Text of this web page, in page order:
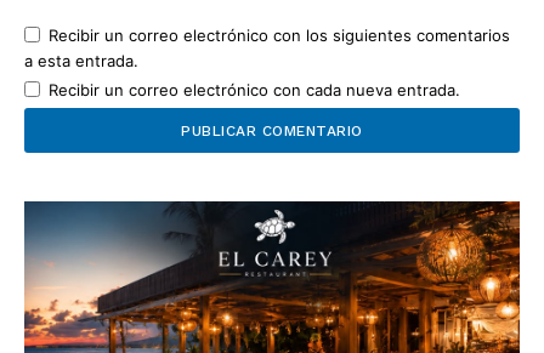
Recibir un correo electrónico con los siguientes comentarios
a esta entrada.
Recibir un correo electrónico con cada nueva entrada.